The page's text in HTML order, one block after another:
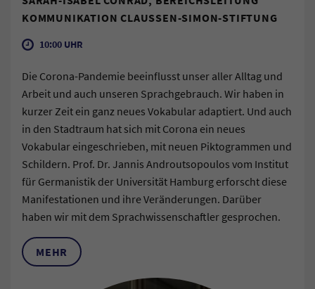
KOMMUNIKATION CLAUSSEN-SIMON-STIFTUNG
10:00 UHR
Die Corona-Pandemie beeinflusst unser aller Alltag und
Arbeit und auch unseren Sprachgebrauch. Wir haben in
kurzer Zeit ein ganz neues Vokabular adaptiert. Und auch
in den Stadtraum hat sich mit Corona ein neues
Vokabular eingeschrieben, mit neuen Piktogrammen und
Schildern. Prof. Dr. Jannis Androutsopoulos vom Institut
für Germanistik der Universität Hamburg erforscht diese
Manifestationen und ihre Veränderungen. Darüber
haben wir mit dem Sprachwissenschaftler gesprochen.
MEHR